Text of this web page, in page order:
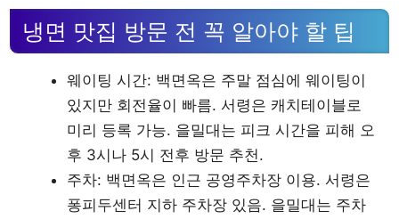
냉면 맛집 방문 전 꼭 알아야 할 팁
웨이팅 시간: 백면옥은 주말 점심에 웨이팅이
있지만 회전율이 빠름. 서령은 캐치테이블로
미리 등록 가능. 을밀대는 피크 시간을 피해 오
후 3시나 5시 전후 방문 추천.
주차: 백면옥은 인근 공영주차장 이용. 서령은
퐁피두센터 지하 주차장 있음. 을밀대는 주차